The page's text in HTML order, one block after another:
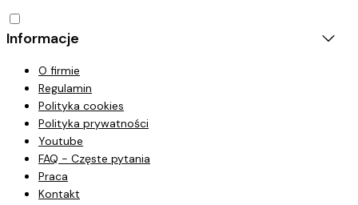
Informacje
O firmie
Regulamin
Polityka cookies
Polityka prywatności
Youtube
FAQ - Częste pytania
Praca
Kontakt